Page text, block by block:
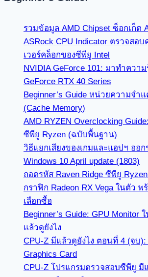
รวมข้อมูล AMD Chipset ซ็อกเก็ต
ASRock CPU Indicator ตรวจสอ
เวอร์คล็อกของซีพียู Intel
NVIDIA GeForce 101: มาทำควา
GeForce RTX 40 Series
Beginner’s Guide หน่วยความจำ
(Cache Memory)
AMD RYZEN Overclocking
ซีพียู Ryzen (ฉบับพื้นฐาน)
วิธีแยกเสียงของเกมและแอปฯ ออ
Windows 10 April update (1803)
ถอดรหัส Raven Ridge ซีพียู
กราฟิก Radeon RX Vega ในตัว
เลือกซื้อ
Beginner’s Guide: GPU Monitor
แล้วดูยังไง
CPU-Z มีแล้วดูยังไง ตอนที่ 4 (จบ
Graphics Card
CPU-Z โปรแกรมตรวจสอบซีพียู มี